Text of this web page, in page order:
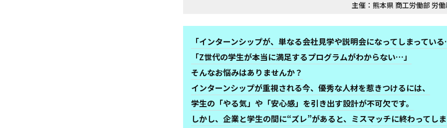
主催：熊本県 商工労働部 労
「インターンシップが、単なる会社見学や説明会になってしまっている
「Z世代の学生が本当に満足するプログラムがわからない…」
そんなお悩みはありませんか？
インターンシップが重視される今、優秀な人材を惹きつけるには、
学生の「やる気」や「安心感」を引き出す設計が不可欠です。
しかし、企業と学生の間に“ズレ”があると、ミスマッチに終わってしま